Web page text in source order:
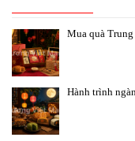
Mua quà
Hành trình